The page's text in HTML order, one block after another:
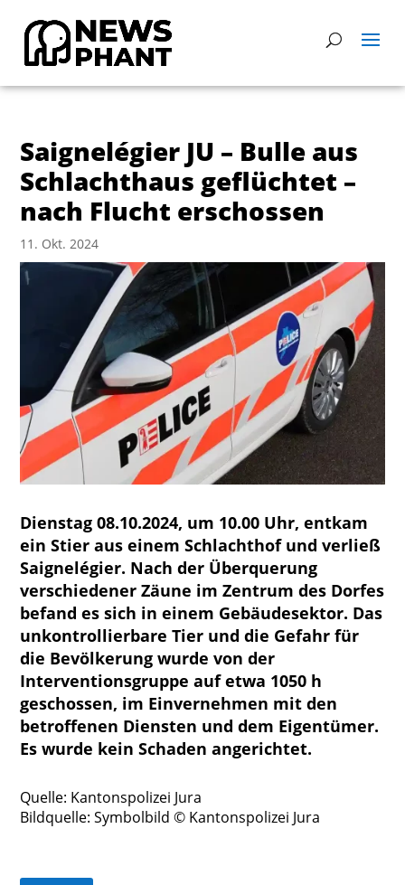
Saignelégier JU – Bulle aus
Schlachthaus geflüchtet –
nach Flucht erschossen
11. Okt. 2024
Dienstag 08.10.2024, um 10.00 Uhr, entkam
ein Stier aus einem Schlachthof und verließ
Saignelégier. Nach der Überquerung
verschiedener Zäune im Zentrum des Dorfes
befand es sich in einem Gebäudesektor. Das
unkontrollierbare Tier und die Gefahr für
die Bevölkerung wurde von der
Interventionsgruppe auf etwa 1050 h
geschossen, im Einvernehmen mit den
betroffenen Diensten und dem Eigentümer.
Es wurde kein Schaden angerichtet.
Quelle: Kantonspolizei Jura
Bildquelle: Symbolbild© Kantonspolizei Jura